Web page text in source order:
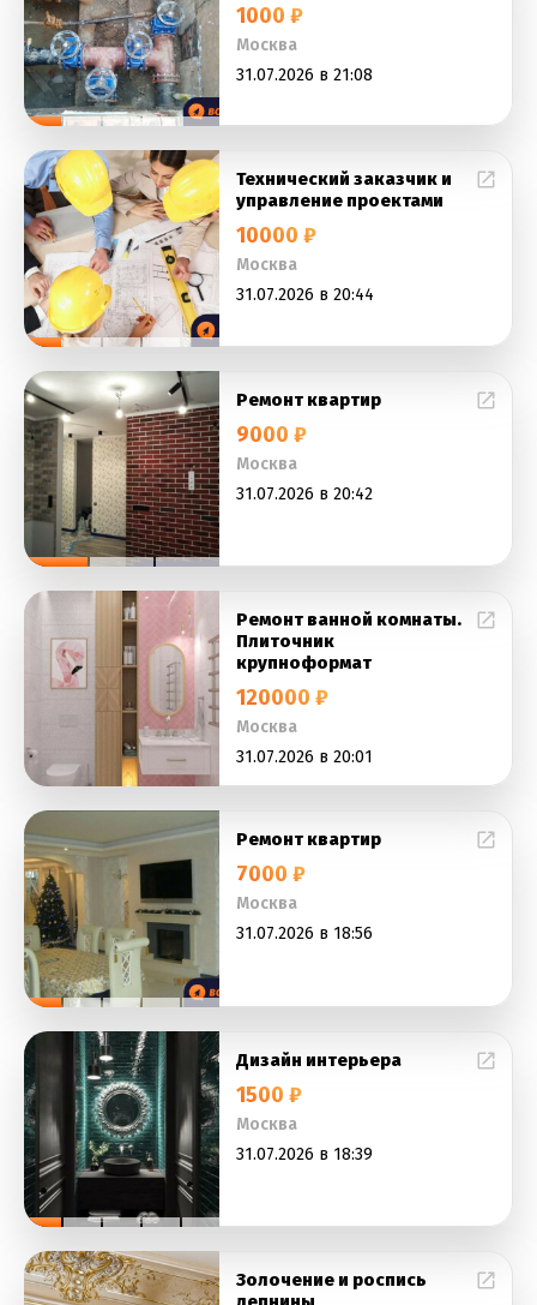
1000 ₽
Москва
31.07.2026 в 21:08
Технический заказчик и
управление проектами
10000 ₽
Москва
31.07.2026 в 20:44
Ремонт квартир
9000 ₽
Москва
31.07.2026 в 20:42
Ремонт ванной комнаты.
Плиточник
крупноформат
120000 ₽
Москва
31.07.2026 в 20:01
Ремонт квартир
7000 ₽
Москва
31.07.2026 в 18:56
Дизайн интерьера
1500 ₽
Москва
31.07.2026 в 18:39
Золочение и роспись